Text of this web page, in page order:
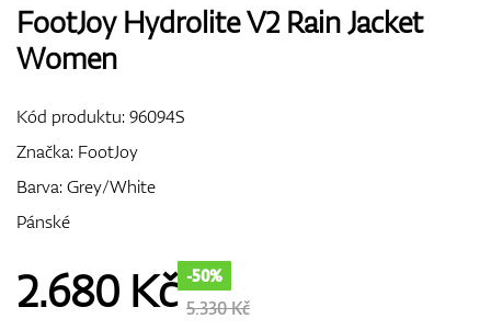
Doplňky
FootJoy Hydrolite V2 Rain Jacket
Women
Kód produktu:96094S
Značka: FootJoy
Barva: Grey/White
Pánské
2.680 Kč -50%
5.330 Kč